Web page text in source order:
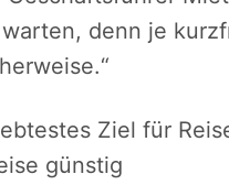
denn je
Ziel für
günstig